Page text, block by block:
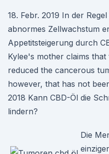
18. Febr. 2019 In der
abnormes Zellwachstum
Appetitsteigerung durch
Kylee's mother claims
reduced the cancerous
however, that has not
2018 Kann CBD-Öl die
lindern?
Die